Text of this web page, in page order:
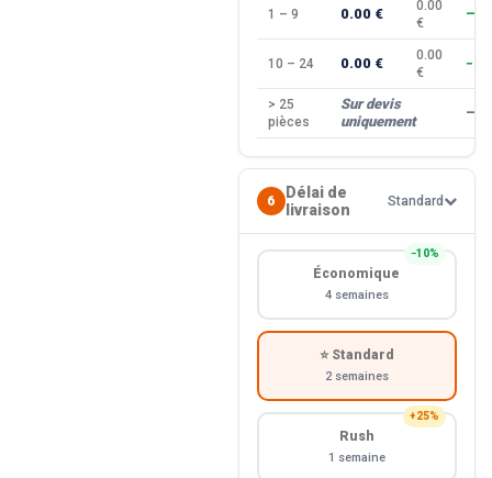
1 – 9 0.00 €
0.00
€
—
10 – 24 0.00 €
0.00
€
> 25
pièces
Sur devis
uniquement
—
6
Délai de
livraison
Standard
−10%
Économique
4 semaines
⭐ Standard
2 semaines
+25%
Rush
1 semaine